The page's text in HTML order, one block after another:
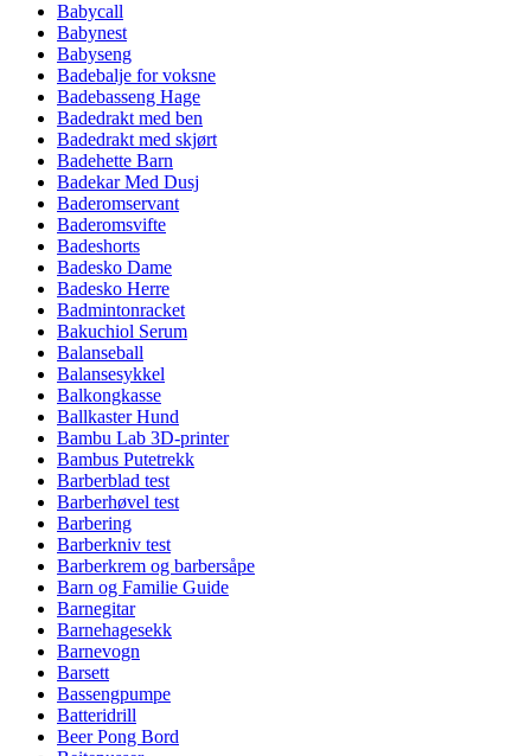
Babycall
Babynest
Babyseng
Badebalje for voksne
Badebasseng Hage
Badedrakt med ben
Badedrakt med skjørt
Badehette Barn
Badekar Med Dusj
Baderomservant
Baderomsvifte
Badeshorts
Badesko Dame
Badesko Herre
Badmintonracket
Bakuchiol Serum
Balanseball
Balansesykkel
Balkongkasse
Ballkaster Hund
Bambu Lab 3D-printer
Bambus Putetrekk
Barberblad test
Barberhøvel test
Barbering
Barberkniv test
Barberkrem og barbersåpe
Barn og Familie Guide
Barnegitar
Barnehagesekk
Barnevogn
Barsett
Bassengpumpe
Batteridrill
Beer Pong Bord